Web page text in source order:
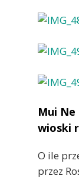
Mui Ne
wioski
O ile
przez